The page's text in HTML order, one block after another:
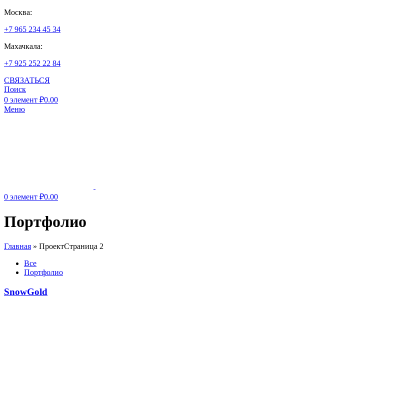
Москва:
+7 965 234 45 34
Махачкала:
+7 925 252 22 84
СВЯЗАТЬСЯ
Поиск
0 элемент ₽0.00
Меню
0 элемент ₽0.00
Портфолио
Главная » ПроектСтраница 2
Все
Портфолио
SnowGold